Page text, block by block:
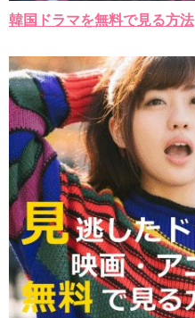
韓国ドラマを無料で見る方法